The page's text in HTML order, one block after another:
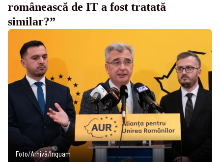
românească de IT a fost tratată
similar?”
Foto/Arhivă/Inquam